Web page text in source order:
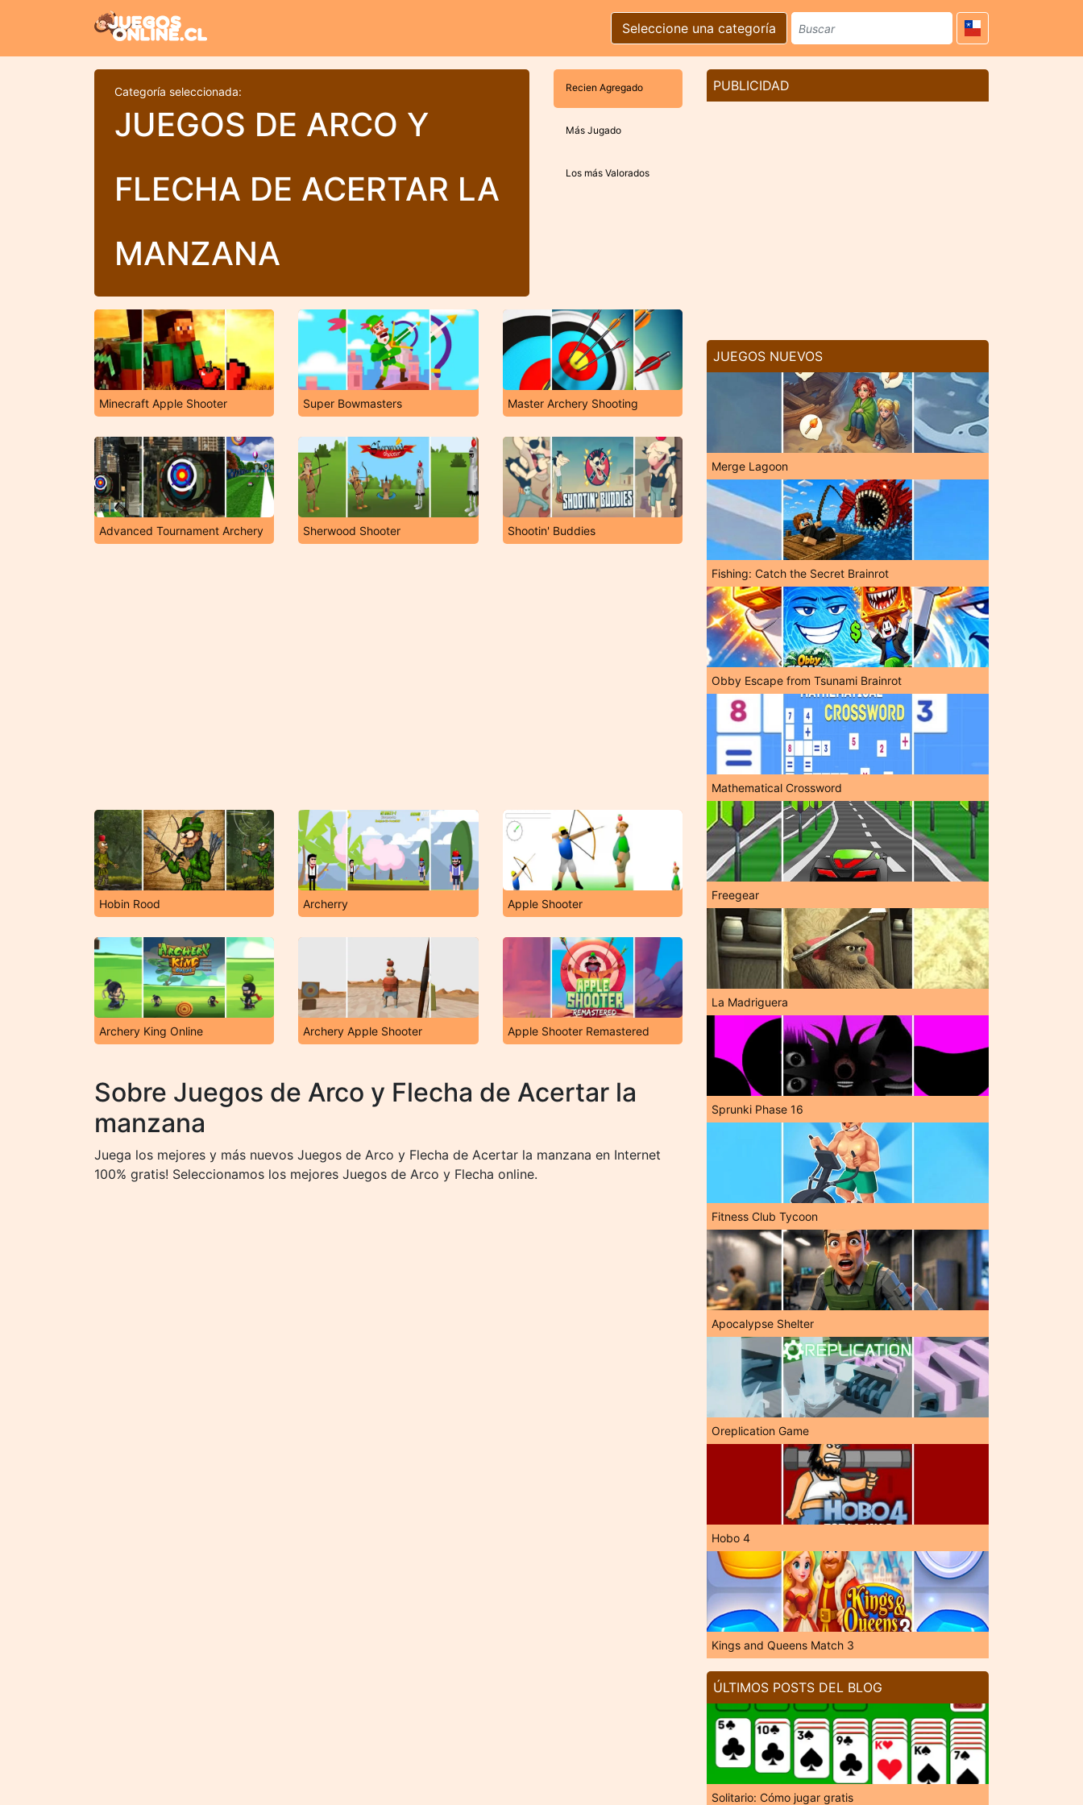
Seleccione una categoría
Categoría seleccionada:
JUEGOS DE ARCO Y
FLECHA DE ACERTAR LA
MANZANA
Recien Agregado
Más Jugado
Los más Valorados
Minecraft Apple Shooter Super Bowmasters Master Archery Shooting
Advanced Tournament Archery Sherwood Shooter Shootin' Buddies
Hobin Rood Archerry Apple Shooter
Archery King Online Archery Apple Shooter Apple Shooter Remastered
Sobre Juegos de Arco y Flecha de Acertar la
manzana
Juega los mejores y más nuevos Juegos de Arco y Flecha de Acertar la manzana en Internet
100% gratis! Seleccionamos los mejores Juegos de Arco y Flecha online.
PUBLICIDAD
JUEGOS NUEVOS
Merge Lagoon
Fishing: Catch the Secret Brainrot
Obby Escape from Tsunami Brainrot
Mathematical Crossword
Freegear
La Madriguera
Sprunki Phase 16
Fitness Club Tycoon
Apocalypse Shelter
Oreplication Game
Hobo 4
Kings and Queens Match 3
ÚLTIMOS POSTS DEL BLOG
Solitario: Cómo jugar gratis